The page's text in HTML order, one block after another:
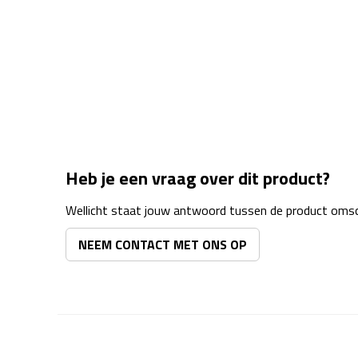
Heb je een vraag over dit product?
Wellicht staat jouw antwoord tussen de product
NEEM CONTACT MET ONS OP